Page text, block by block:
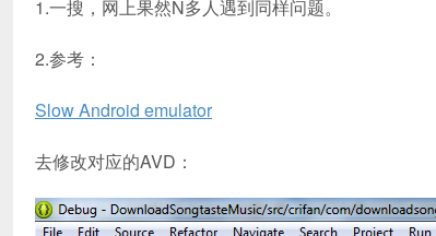
1.一搜，网上果然N多人遇到同样问题。
2.参考：
Slow Android emulator
去修改对应的AVD：